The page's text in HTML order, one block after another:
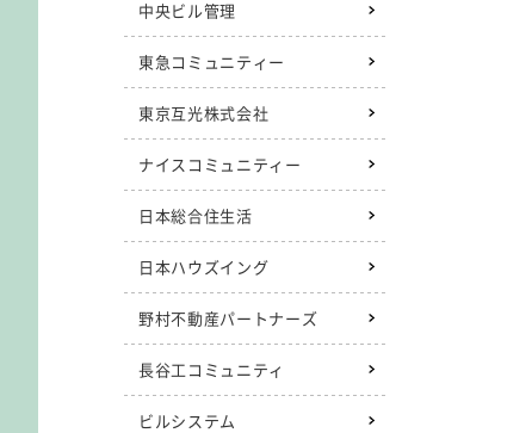
中央ビル管理
東急コミュニティー
東京互光株式会社
ナイスコミュニティー
日本総合住生活
日本ハウズイング
野村不動産パートナーズ
長谷工コミュニティ
ビルシステム